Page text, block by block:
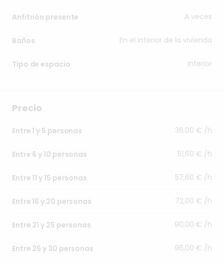
Anfitrión presente A veces
Baños En el interior de la vivienda
Tipo de espacio Interior
Precio
Entre 1 y 5 personas 36,00 € /h
Entre 6 y 10 personas 51,60 € /h
Entre 11 y 15 personas 57,60 € /h
Entre 16 y 20 personas 72,00 € /h
Entre 21 y 25 personas 90,00 € /h
Entre 26 y 30 personas 96,00 € /h